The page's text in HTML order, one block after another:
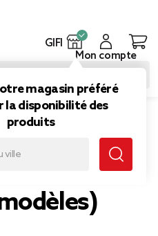
GIFI
magasin préféré
la disponibilité des
produits
Mon compte
tissu
uni